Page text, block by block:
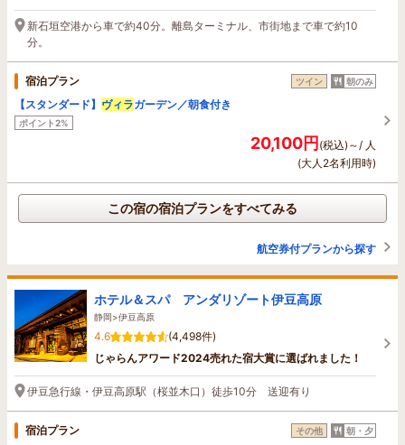
新石垣空港から車で約40分。離島ターミナル、市街地まで車で約10
分。
宿泊プラン ツイン 朝のみ
【スタンダード】 ヴィラガーデン／朝食付き
ポイント2%
20,100円(税込)～/ 人
(大人2名利用時)
この宿の宿泊プランをすべてみる
航空券付プランから探す
ホテル＆スパ アンダリゾート伊豆高原
静岡>伊豆高原
4.6
(4,498件)
じゃらんアワード2024売れた宿大賞に選ばれました！
伊豆急行線・伊豆高原駅（桜並木口）徒歩10分 送迎有り
宿泊プラン その他 朝・夕